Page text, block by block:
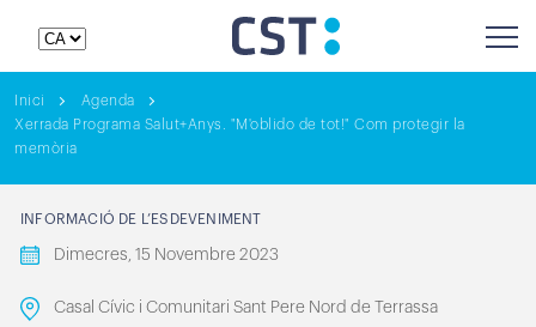
Inici
Agenda
Xerrada Programa Salut+Anys. "M'oblido de tot!" Com protegir la
memòria
INFORMACIÓ DE L’ESDEVENIMENT
Dimecres, 15 Novembre 2023
Casal Cívic i Comunitari Sant Pere Nord de Terrassa